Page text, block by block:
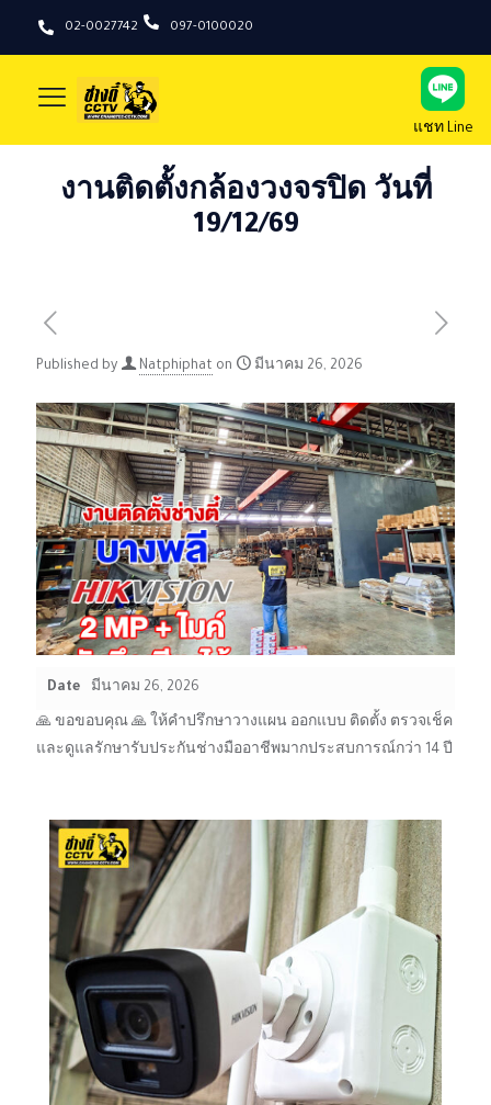
02-0027742 097-0100020
แชท Line
งานติดตั้งกล้องวงจรปิด วันที่
19/12/69
Published by Natphiphat on มีนาคม 26, 2026
Date มีนาคม 26, 2026
🙏 ขอขอบคุณ 🙏 ให้คำปรึกษาวางแผน ออกแบบ ติดตั้ง ตรวจเช็ค
และดูแลรักษารับประกันช่างมืออาชีพมากประสบการณ์กว่า 14 ปี